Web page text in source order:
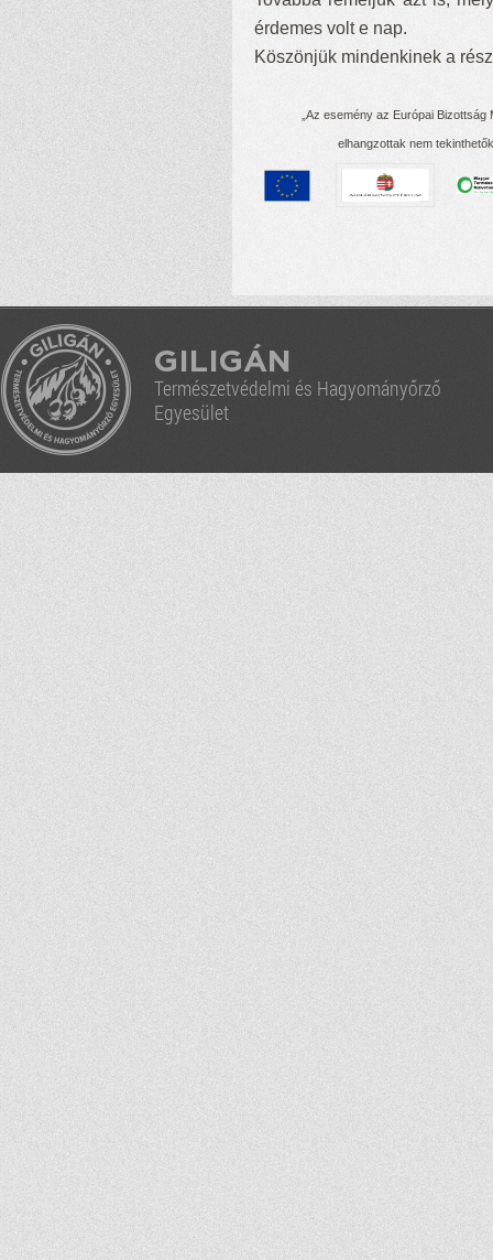
érdemes volt e nap.
Köszönjük mindenkinek a
„Az esemény az Európai Bizottság
elhangzottak nem
GILIGÁN
Természetvédelmi és Hagyományőrző
Egyesület